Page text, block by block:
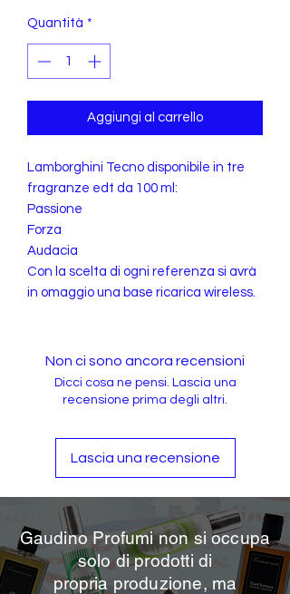
Quantità *
Aggiungi al carrello
Lamborghini Tecno disponibile in tre
fragranze edt da 100 ml:
Passione
Forza
Audacia
Con la scelta di ogni referenza si avrà
in omaggio una base ricarica wireless.
Non ci sono ancora recensioni
Dicci cosa ne pensi. Lascia una
recensione prima degli altri.
Lascia una recensione
Gaudino Profumi non si occupa
solo di prodotti di
propria produzione, ma